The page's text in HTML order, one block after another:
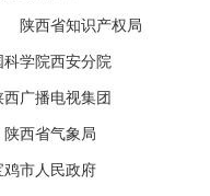
陕西省知识产权局
科学院西安分院
广播电视集团
陕西省气象局
鸡市人民政府